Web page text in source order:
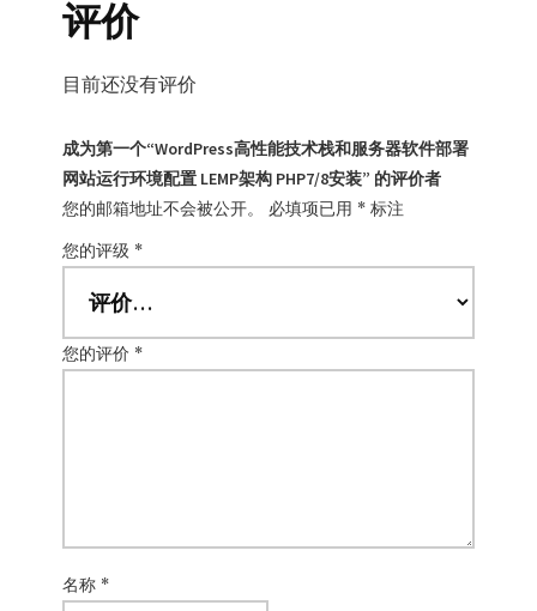
评价
目前还没有评价
成为第一个“WordPress高性能技术栈和服务器软件部署
网站运行环境配置 LEMP架构 PHP7/8安装” 的评价者
您的邮箱地址不会被公开。
必填项已用 * 标注
您的评级 *
您的评价 *
名称 *